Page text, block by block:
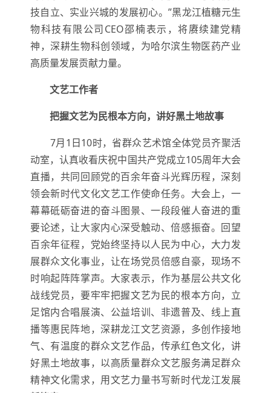
技自立、实业兴城的发展初心。”黑龙江植糖元生
物科技有限公司CEO邵楠表示，将赓续建党精
神，深耕生物科创领域，为哈尔滨生物医药产业
高质量发展贡献力量。
文艺工作者
把握文艺为民根本方向，讲好黑土地故事
7月1日10时，省群众艺术馆全体党员齐聚活
动室，认真收看庆祝中国共产党成立105周年大会
直播，共同回顾党的百余年奋斗光辉历程，深刻
领会新时代文化文艺工作使命任务。大会上，一
幕幕砥砺奋进的奋斗图景、一段段催人奋进的重
要论述，让大家内心深受触动、倍感振奋。回望
百余年征程，党始终坚持以人民为中心，大力发
展群众文化事业，让在场党员倍感自豪，现场不
时响起阵阵掌声。大家表示，作为基层公共文化
战线党员，要牢牢把握文艺为民的根本方向，立
足馆内合唱展演、公益培训、非遗普及、线上直
播等惠民阵地，深耕龙江文艺资源，多创作接地
气、有温度的群众文艺作品，传承红色文化，讲
好黑土地故事，以高质量群众文艺服务满足群众
精神文化需求，用文艺力量书写新时代龙江发展